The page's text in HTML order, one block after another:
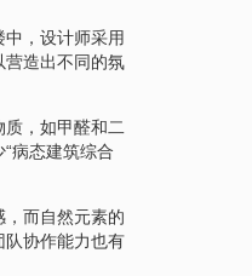
，设计师采用
营造出不同的氛
，如甲醛和二
病态建筑综合
而自然元素的
队协作能力也有